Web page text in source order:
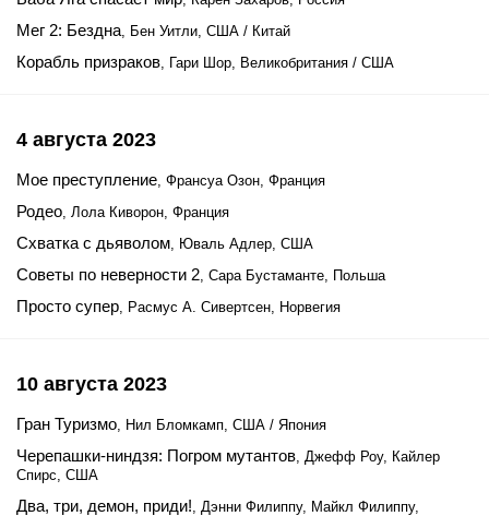
Мег 2: Бездна, Бен Уитли, США / Китай
Корабль призраков, Гари Шор, Великобритания / США
4 августа 2023
Мое преступление, Франсуа Озон, Франция
Родео, Лола Киворон, Франция
Схватка с дьяволом, Юваль Адлер, США
Советы по неверности 2, Сара Бустаманте, Польша
Просто супер, Расмус А. Сивертсен, Норвегия
10 августа 2023
Гран Туризмо, Нил Бломкамп, США / Япония
Черепашки-ниндзя: Погром мутантов, Джефф Роу, Кайлер
Спирс, США
Два, три, демон, приди!, Дэнни Филиппу, Майкл Филиппу,